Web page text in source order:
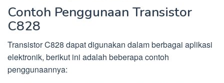
Contoh Penggunaan Transistor
C828
Transistor C828 dapat digunakan dalam berbagai aplikasi
elektronik, berikut ini adalah beberapa contoh
penggunaannya: